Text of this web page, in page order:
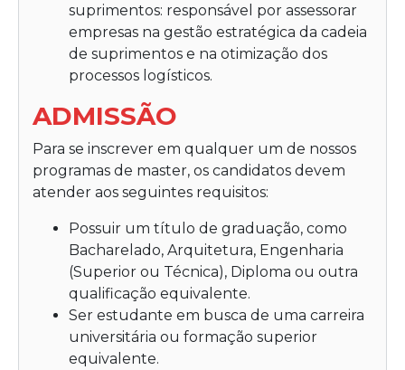
suprimentos: responsável por assessorar
empresas na gestão estratégica da cadeia
de suprimentos e na otimização dos
processos logísticos.
ADMISSÃO
Para se inscrever em qualquer um de nossos
programas de master, os candidatos devem
atender aos seguintes requisitos:
Possuir um título de graduação, como
Bacharelado, Arquitetura, Engenharia
(Superior ou Técnica), Diploma ou outra
qualificação equivalente.
Ser estudante em busca de uma carreira
universitária ou formação superior
equivalente.